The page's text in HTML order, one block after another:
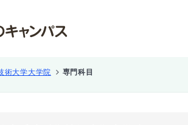
術大学大学院 専門科目